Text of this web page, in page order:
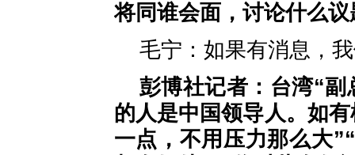
将同谁会面，讨论什么议
毛宁：如果有消息，
彭博社记者：台湾“
的人是中国领导人。如
一点，不用压力那么大